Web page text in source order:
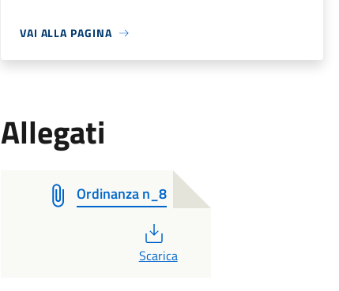
VAI ALLA PAGINA
Allegati
Ordinanza n_8
PDF
Scarica